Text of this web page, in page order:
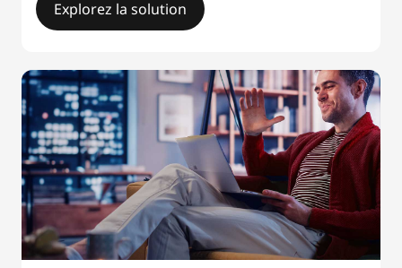
Explorez la solution